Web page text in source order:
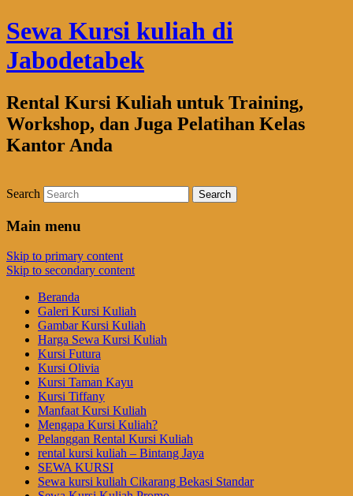
Sewa Kursi kuliah di
Jabodetabek
Rental Kursi Kuliah untuk Training,
Workshop, dan Juga Pelatihan Kelas
Kantor Anda
Search
Main menu
Skip to primary content
Skip to secondary content
Beranda
Galeri Kursi Kuliah
Gambar Kursi Kuliah
Harga Sewa Kursi Kuliah
Kursi Futura
Kursi Olivia
Kursi Taman Kayu
Kursi Tiffany
Manfaat Kursi Kuliah
Mengapa Kursi Kuliah?
Pelanggan Rental Kursi Kuliah
rental kursi kuliah – Bintang Jaya
SEWA KURSI
Sewa kursi kuliah Cikarang Bekasi Standar